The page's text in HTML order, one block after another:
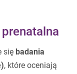
się badania
, które oceniają